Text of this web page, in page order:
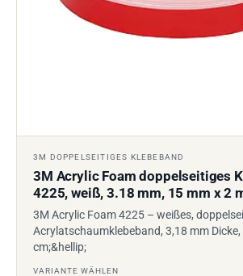
3M DOPPELSEITIGES KLEBEBAND
3M Acrylic Foam doppelseitiges
4225, weiß, 3.18 mm, 15 mm x 2
3M Acrylic Foam 4225 – weißes,
Acrylatschaumklebeband, 3,18 mm Dicke,
cm;&hellip;
VARIANTE WÄHLEN